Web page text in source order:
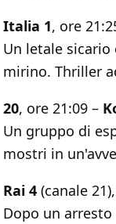
Italia 1, ore
Un letale
mirino. Thriller
20, ore 21:09 –
Un gruppo di
mostri in
Rai 4 (canale
Dopo un